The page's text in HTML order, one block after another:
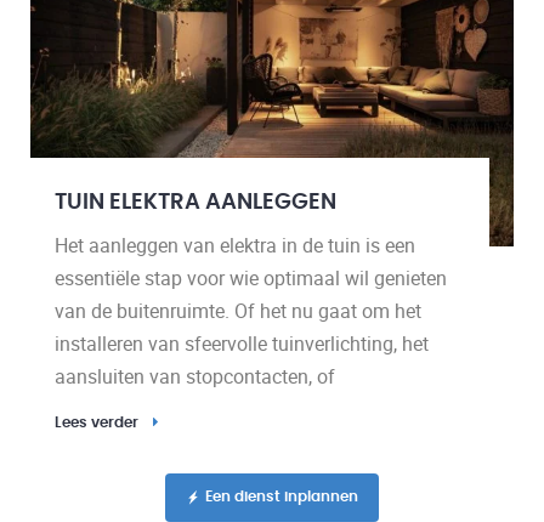
TUIN ELEKTRA AANLEGGEN
Het aanleggen van elektra in de tuin is een
essentiële stap voor wie optimaal wil genieten
van de buitenruimte. Of het nu gaat om het
installeren van sfeervolle tuinverlichting, het
aansluiten van stopcontacten, of
Lees verder
Een dienst inplannen